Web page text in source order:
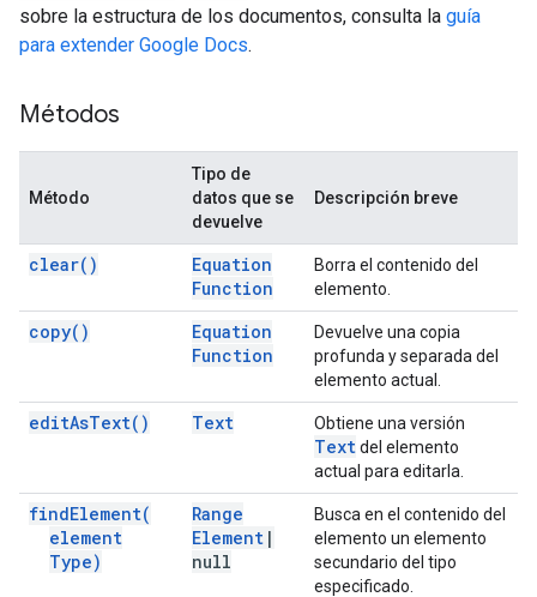
sobre la estructura de los documentos, consulta la guía
para extender Google Docs.
Métodos
Método
Tipo de
datos que se
devuelve
Descripción breve
clear( )
Equation
Function
Borra el contenido del
elemento.
copy( )
Equation
Function
Devuelve una copia
profunda y separada del
elemento actual.
editAsText( ) Text Obtiene una versión
Textdel elemento
actual para editarla.
findElement(
element
Type)
Range
Element |
null
Busca en el contenido del
elemento un elemento
secundario del tipo
especificado.